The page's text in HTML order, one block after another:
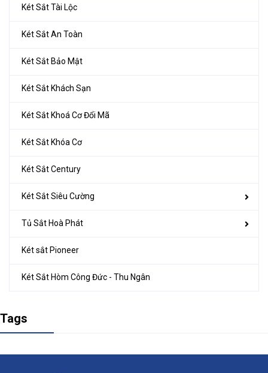
Két Sắt Tài Lộc
Két Sắt An Toàn
Két Sắt Bảo Mật
Két Sắt Khách Sạn
Két Sắt Khoá Cơ Đổi Mã
Két Sắt Khóa Cơ
Két Sắt Century
Két Sắt Siêu Cường
Tủ Sắt Hoà Phát
Két sắt Pioneer
Két Sắt Hòm Công Đức - Thu Ngân
Tags